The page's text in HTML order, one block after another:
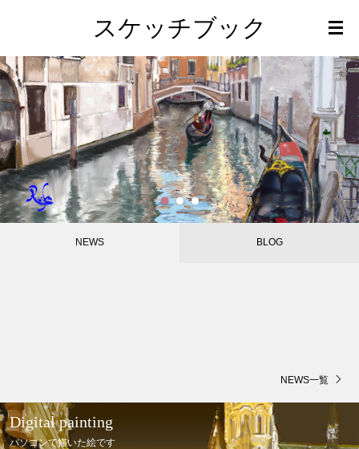
スケッチブック
1 2 3
NEWS BLOG
NEWS一覧
Digital painting
パソコンで描いた絵です